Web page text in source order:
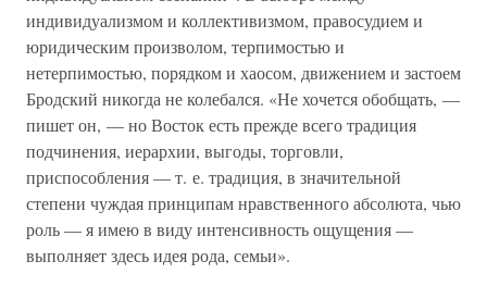
индивидуализмом и коллективизмом, правосудием и
юридическим произволом, терпимостью и
нетерпимостью, порядком и хаосом, движением и застоем
Бродский никогда не колебался. «Не хочется обобщать, —
пишет он, — но Восток есть прежде всего традиция
подчинения, иерархии, выгоды, торговли,
приспособления — т. е. традиция, в значительной
степени чуждая принципам нравственного абсолюта, чью
роль — я имею в виду интенсивность ощущения —
выполняет здесь идея рода, семьи».